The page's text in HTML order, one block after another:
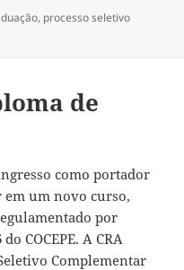
, processo seletivo
de
como portador
um novo curso,
por
COCEPE. A CRA
Complementar